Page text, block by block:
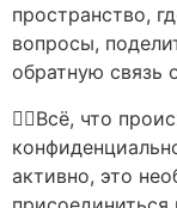
пространство,
вопросы,
обратную связь
☝🏻Всё, что
активно, это